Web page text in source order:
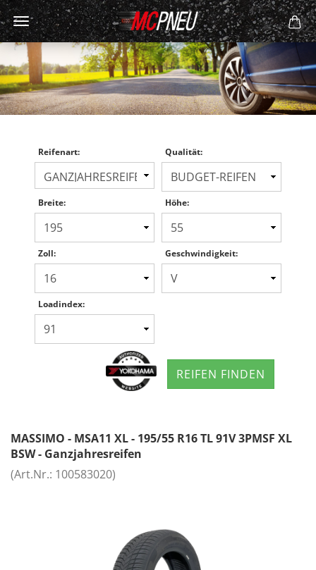
Reifenart: Qualität:
Breite: Höhe:
Zoll: Geschwindigkeit:
Loadindex:
REIFEN FINDEN
MASSIMO - MSA11 XL - 195/55 R16 TL 91V 3PMSF XL
BSW - Ganzjahresreifen
(Art.Nr.: 100583020)